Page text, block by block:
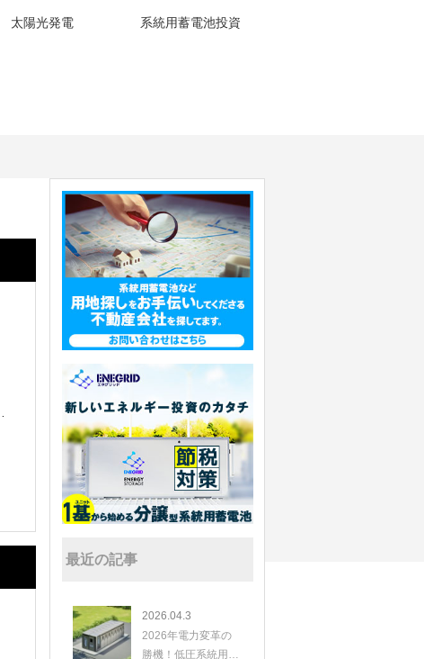
太陽光発電 系統用蓄電池投資
最近の記事
2026.04.3
2026年電力変革の
勝機！低圧系統用蓄